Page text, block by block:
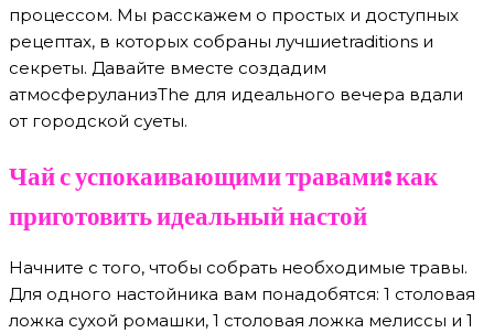
процессом. Мы расскажем о простых и доступных
рецептах, в которых собраны лучшиеtraditions и
секреты. Давайте вместе создадим
атмосферуланизThe для идеального вечера вдали
от городской суеты.
Чай с успокаивающими травами: как
приготовить идеальный настой
Начните с того, чтобы собрать необходимые травы.
Для одного настойника вам понадобятся: 1 столовая
ложка сухой ромашки, 1 столовая ложка мелиссы и 1